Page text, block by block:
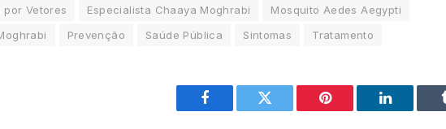
por Vetores
Especialista Chaaya Moghrabi
Mosquito Aedes Aegypti
Prevenção Saúde Pública Sintomas Tratamento
Facebook Twitter Pinterest LinkedIn